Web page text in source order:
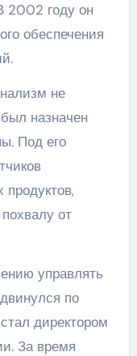
2002 году он
обеспечения
не
назначен
Под его
от
управлять
по
директором
За время